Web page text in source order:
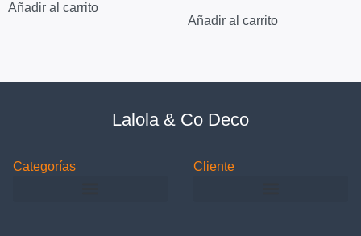
Añadir al carrito
Añadir al carrito
Lalola & Co Deco
Categorías Cliente